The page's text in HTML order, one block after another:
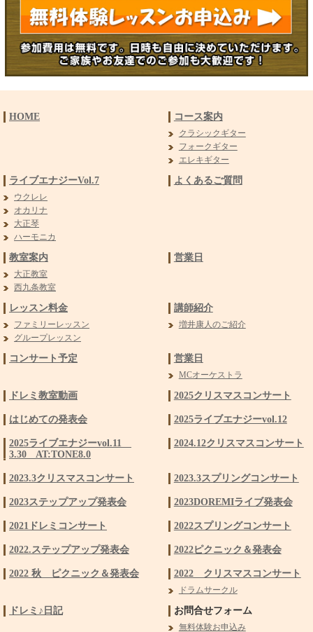
HOME コース案内
クラシックギター
フォークギター
エレキギター
ライブエナジーVol.7
ウクレレ
オカリナ
大正琴
ハーモニカ
よくあるご質問
教室案内
大正教室
西九条教室
営業日
レッスン料金
ファミリーレッスン
グループレッスン
講師紹介
増井康人のご紹介
コンサート予定 営業日
MCオーケストラ
ドレミ教室動画 2025クリスマスコンサート
はじめての発表会 2025ライブエナジーvol.12
2025ライブエナジーvol.11
3.30 AT:TONE8.0
2024.12クリスマスコンサート
2023.3クリスマスコンサート 2023.3スプリングコンサート
2023ステップアップ発表会 2023DOREMIライブ発表会
2021ドレミコンサート 2022スプリングコンサート
2022.ステップアップ発表会 2022ピクニック＆発表会
2022 秋 ピクニック＆発表会 2022 クリスマスコンサート
ドラムサークル
ドレミ♪日記 お問合せフォーム
無料体験お申込み